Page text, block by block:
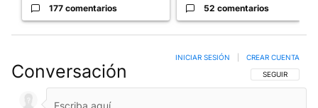
177 comentarios 52 comentarios
Conversación SIGA ESTA
SEGUIR
INICIAR SESIÓN CREAR CUENTA